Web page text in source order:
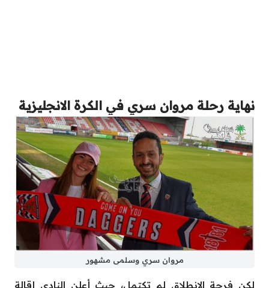
نهاية رحلة مروان سري في الكرة الانجليزية
مروان سري وسلمى مشهور
لكن فرحة الانطلاق لم تكتمل، حيث أعلن النادي إقالة